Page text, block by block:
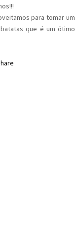
para tomar um
que é um ótimo